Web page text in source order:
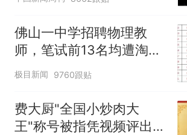
佛山一中学招聘物理教
师，笔试前13名均遭淘
汰？教育局：已叫停招
聘，成立调查组全面核查
极目新闻 9760跟贴
费大厨"全国小炒肉大
王"称号被指凭视频评出